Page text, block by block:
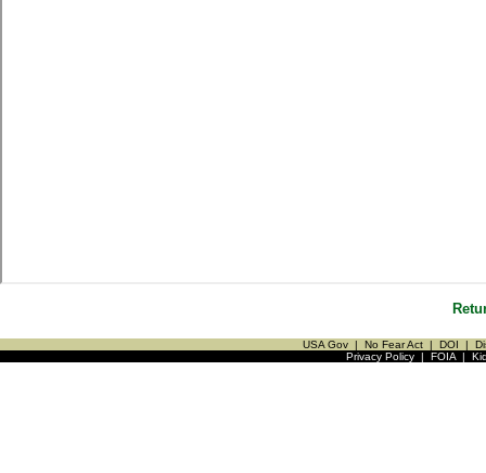
USA Gov | No Fear Act | DOI |
Privacy Policy| FOIA|